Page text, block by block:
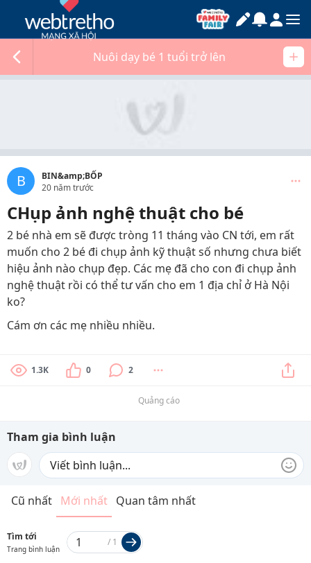
Nuôi dạy bé 1 tuổi trở lên
B
BIN&amp;BỐP
20 năm trước
CHụp ảnh nghệ thuật cho bé
2 bé nhà em sẽ được tròng 11 tháng vào CN tới, em rất
muốn cho 2 bé đi chụp ảnh kỹ thuật số nhưng chưa biết
hiệu ảnh nào chụp đẹp. Các mẹ đã cho con đi chụp ảnh
nghệ thuật rồi có thể tư vấn cho em 1 địa chỉ ở Hà Nội
ko?
Cám ơn các mẹ nhiều nhiều.
1.3K 0 2
Quảng cáo
Tham gia bình luận
Cũ nhất Mới nhất Quan tâm nhất
Tìm tới
Trang bình luận
/ 1